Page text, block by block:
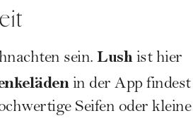
sein. Lushist hier
in der App findest
Seifen oder kleine